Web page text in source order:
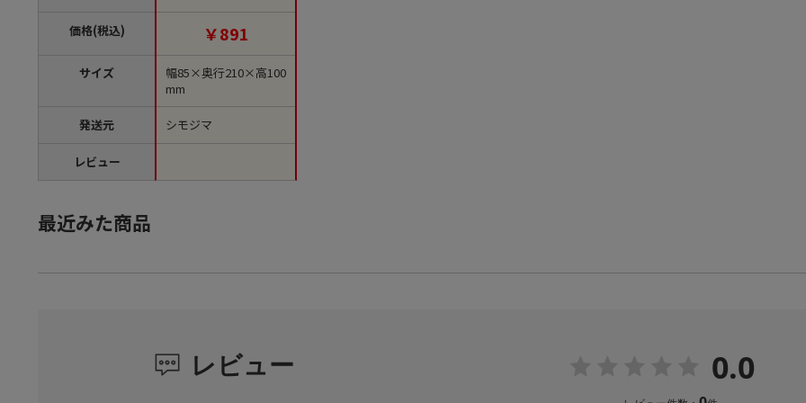
価格(税込)
サイズ
発送元
レビュー
￥891
幅85×奥行210×高100
mm
シモジマ
最近みた商品
レビュー 0.0